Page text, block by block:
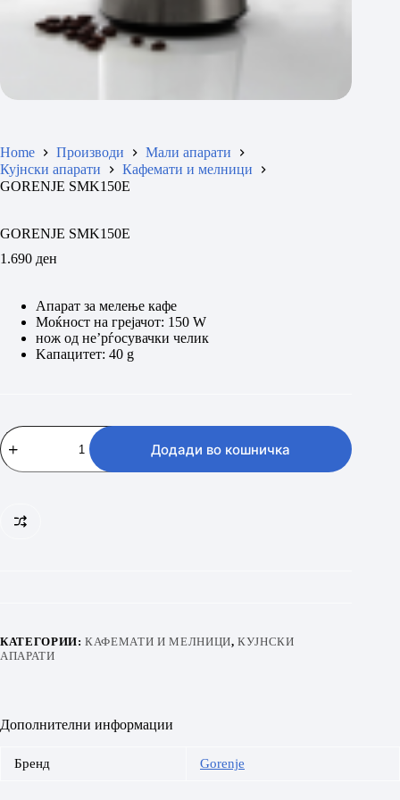
Home Производи
Мали апарати
Кујнски апарати
Кафемати и мелници
GORENJE SMK150E
GORENJE SMK150E
1.690 ден
Апарат за мелење кафе
Моќност на грејачот: 150 W
нож од не’рѓосувачки челик
Kапацитет: 40 g
GORENJE
SMK150E
количина
Додади во кошничка
КАТЕГОРИИ:КАФЕМАТИ И МЕЛНИЦИ,КУЈНСКИ
АПАРАТИ
Дополнителни информации
Бренд Gorenje